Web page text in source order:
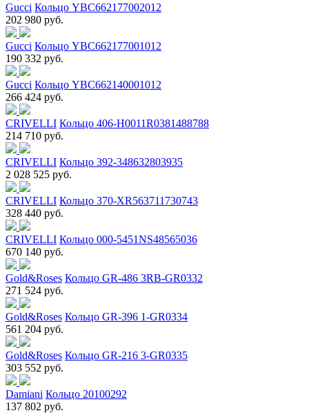
Gucci Кольцо YBC662177002012
202 980 руб.
Gucci Кольцо YBC662177001012
190 332 руб.
Gucci Кольцо YBC662140001012
266 424 руб.
CRIVELLI Кольцо 406-H0011R0381488788
214 710 руб.
CRIVELLI Кольцо 392-348632803935
2 028 525 руб.
CRIVELLI Кольцо 370-XR563711730743
328 440 руб.
CRIVELLI Кольцо 000-5451NS48565036
670 140 руб.
Gold&Roses Кольцо GR-486 3RB-GR0332
271 524 руб.
Gold&Roses Кольцо GR-396 1-GR0334
561 204 руб.
Gold&Roses Кольцо GR-216 3-GR0335
303 552 руб.
Damiani Кольцо 20100292
137 802 руб.